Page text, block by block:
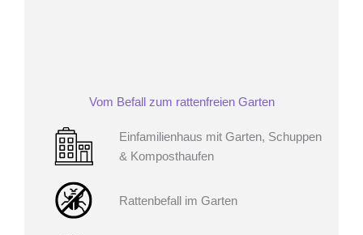
Vom Befall zum rattenfreien Garten
Einfamilienhaus mit Garten, Schuppen
& Komposthaufen
Rattenbefall im Garten